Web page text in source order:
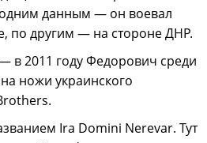
данным — он воевал
по другим — на стороне ДНР.
в 2011 году Федорович среди
ножи украинского
Ira Domini Nerevar. Тут